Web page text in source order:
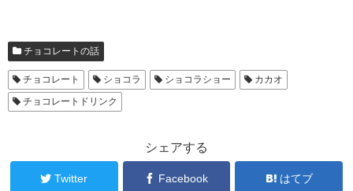
チョコレートの話
チョコレート ショコラ ショコラショー
カカオ
チョコレートドリンク
シェアする
Twitter Facebook はてブ